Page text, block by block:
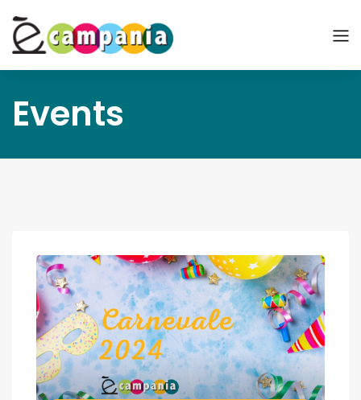
Events